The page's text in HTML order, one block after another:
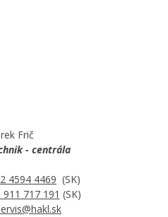
Frič
- centrála
4594 4469 (SK)
911 717 191 (SK)